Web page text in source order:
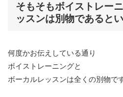
そもそもボイストレー
ッスンは別物であると
何度かお伝えしている通り
ボイストレーニングと
ボーカルレッスンは全くの別物です